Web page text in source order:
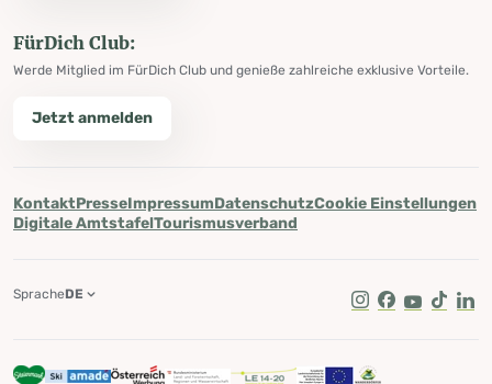
FürDich Club:
Werde Mitglied im FürDich Club und genieße zahlreiche exklusive Vorteile.
Jetzt anmelden
KontaktPresseImpressumDatenschutzCookie Einstellungen
Digitale AmtstafelTourismusverband
Instagram
Facebook
Youtube
Tik Tok
SpracheDE